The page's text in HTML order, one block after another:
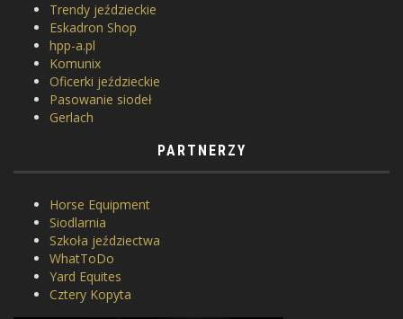
Trendy jeździeckie
Eskadron Shop
hpp-a.pl
Komunix
Oficerki jeździeckie
Pasowanie siodeł
Gerlach
PARTNERZY
Horse Equipment
Siodlarnia
Szkoła jeździectwa
WhatToDo
Yard Equites
Cztery Kopyta